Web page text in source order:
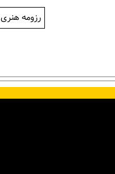
رزومه هنری